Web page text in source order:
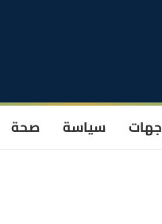
جهات سياسة صحة